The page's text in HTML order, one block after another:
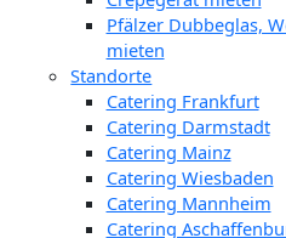
Pfälzer Dubbeglas,
mieten
Standorte
Catering Frankfurt
Catering Darmstadt
Catering Mainz
Catering Wiesbaden
Catering Mannheim
Catering